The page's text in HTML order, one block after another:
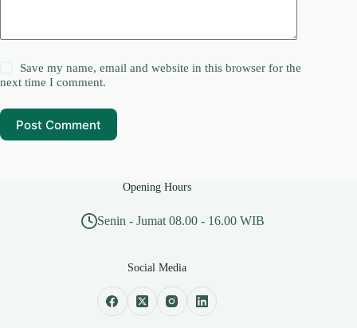
Save my name, email and website in this browser for the
next time I comment.
Post Comment
Opening Hours
Senin - Jumat 08.00 - 16.00 WIB
Social Media